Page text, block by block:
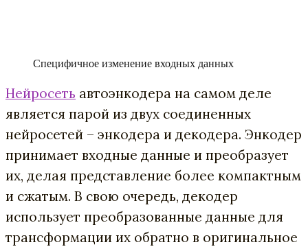
Специфичное изменение входных данных
Нейросеть автоэнкодера на самом деле
является парой из двух соединенных
нейросетей – энкодера и декодера. Энкодер
принимает входные данные и преобразует
их, делая представление более компактным
и сжатым. В свою очередь, декодер
использует преобразованные данные для
трансформации их обратно в оригинальное